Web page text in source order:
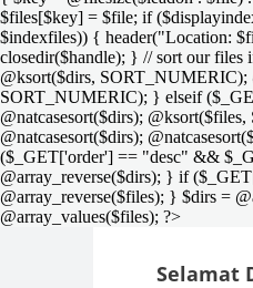
$files[$key] = $file; if
$indexfiles)) { header("Location:
closedir($handle); } // sort our
@ksort($dirs, SORT_NUMERIC);
SORT_NUMERIC); } elseif
@natcasesort($dirs);
@natcasesort($dirs);
($_GET['order'] == "desc" &&
@array_reverse($dirs); } if
@array_reverse($files); } $dirs =
@array_values($files); ?>
Selamat